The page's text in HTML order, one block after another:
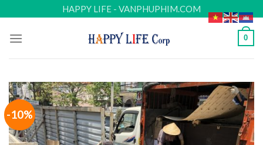
to
content
HAPPY LIFE - VANPHUPHIM.COM
0
-10%